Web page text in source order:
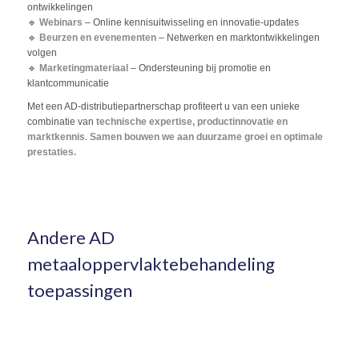
ontwikkelingen
🔹 Webinars – Online kennisuitwisseling en innovatie-updates
🔹 Beurzen en evenementen– Netwerken en marktontwikkelingen
volgen
🔹 Marketingmateriaal– Ondersteuning bij promotie en
klantcommunicatie
Met een AD-distributiepartnerschap profiteert u van een unieke
combinatie van technische expertise, productinnovatie en
marktkennis Samen bouwen we aan duurzame groei en optimale
prestaties.
Andere AD
metaaloppervlaktebehandeling
toepassingen